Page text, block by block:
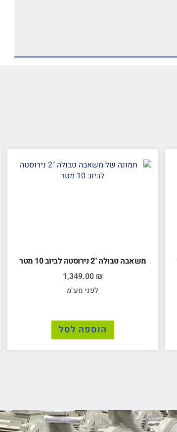
משאבה טבולה "2 נירוסטה לביוב 10 מטר
1,349.00 ₪
לפני מע"מ
הוספה לסל